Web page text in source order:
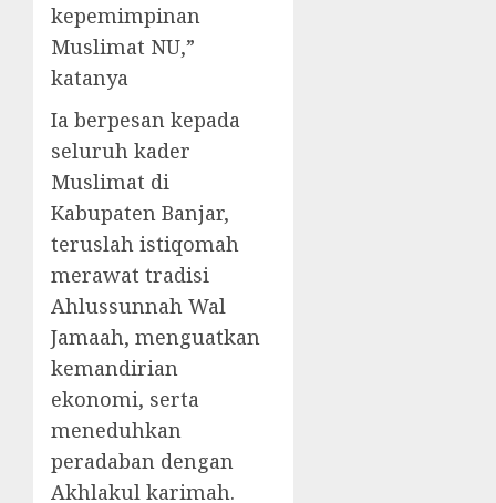
kepemimpinan
Muslimat NU,”
katanya
Ia berpesan kepada
seluruh kader
Muslimat di
Kabupaten Banjar,
teruslah istiqomah
merawat tradisi
Ahlussunnah Wal
Jamaah, menguatkan
kemandirian
ekonomi, serta
meneduhkan
peradaban dengan
Akhlakul karimah.